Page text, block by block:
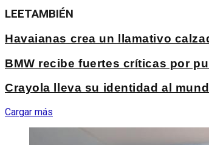
LEETAMBIÉN
Havaianas crea un llamativo
BMW recibe fuertes críticas por
Crayola lleva su identidad al
Cargar más